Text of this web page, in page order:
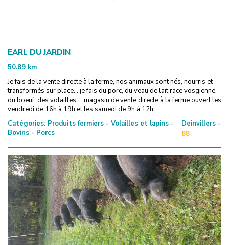
EARL DU JARDIN
50.89 km
Je fais de la vente directe à la ferme, nos animaux sont nés, nourris et
transformés sur place... je fais du porc, du veau de lait race vosgienne,
du boeuf, des volailles.... magasin de vente directe à la ferme ouvert les
vendredi de 16h à 19h et les samedi de 9h à 12h.
Catégories: Produits fermiers - Volailles et lapins -
Bovins - Porcs
Deinvillers -
88